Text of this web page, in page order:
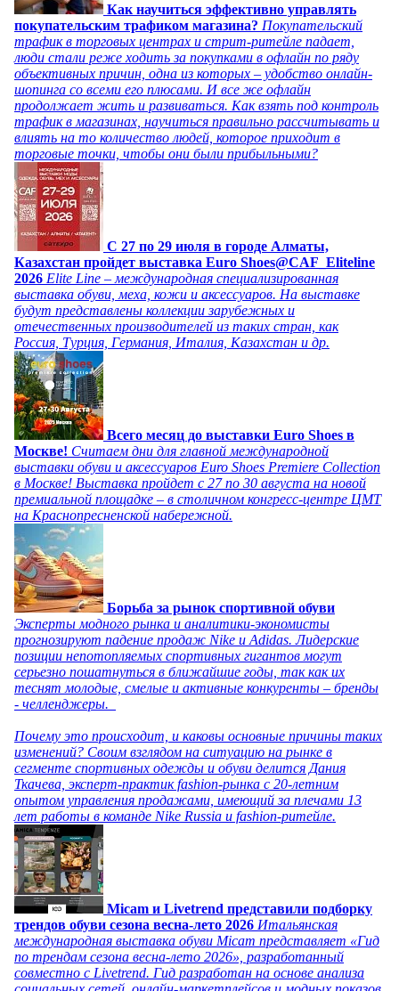
Как научиться эффективно управлять
покупательским трафиком магазина? Покупательский
трафик в торговых центрах и стрит-ритейле падает,
люди стали реже ходить за покупками в офлайн по ряду
объективных причин, одна из которых – удобство онлайн-
шопинга со всеми его плюсами. И все же офлайн
продолжает жить и развиваться. Как взять под контроль
трафик в магазинах, научиться правильно рассчитывать и
влиять на то количество людей, которое приходит в
торговые точки, чтобы они были прибыльными?
C 27 по 29 июля в городе Алматы,
Казахстан пройдет выставка Euro Shoes@CAF_Eliteline
2026 Elite Line – международная специализированная
выставка обуви, меха, кожи и аксессуаров. На выставке
будут представлены коллекции зарубежных и
отечественных производителей из таких стран, как
Россия, Турция, Германия, Италия, Казахстан и др.
Всего месяц до выставки Euro Shoes в
Москве! Считаем дни для главной международной
выставки обуви и аксессуаров Euro Shoes Premiere Collection
в Москве! Выставка пройдет с 27 по 30 августа на новой
премиальной площадке – в столичном конгресс-центре ЦМТ
на Краснопресненской набережной.
Борьба за рынок спортивной обуви
Эксперты модного рынка и аналитики-экономисты
прогнозируют падение продаж Nike и Adidas. Лидерские
позиции непотопляемых спортивных гигантов могут
серьезно пошатнуться в ближайшие годы, так как их
теснят молодые, смелые и активные конкуренты – бренды
- челленджеры.
Почему это происходит, и каковы основные причины таких
изменений? Своим взглядом на ситуацию на рынке в
сегменте спортивных одежды и обуви делится Дания
Ткачева, эксперт-практик fashion-рынка с 20-летним
опытом управления продажами, имеющий за плечами 13
лет работы в команде Nike Russia и fashion-ритейле.
Micam и Livetrend представили подборку
трендов обуви сезона весна-лето 2026 Итальянская
международная выставка обуви Micam представляет «Гид
по трендам сезона весна-лето 2026», разработанный
совместно с Livetrend. Гид разработан на основе анализа